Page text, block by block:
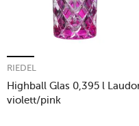
Highball Glas 0,395 l
violett/pink
RIEDEL